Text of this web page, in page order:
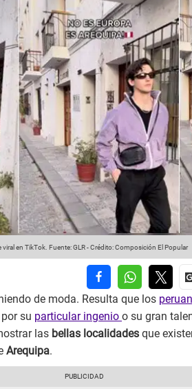
viral en TikTok. Fuente: GLR-Crédito: Composición El Popular
de moda. Resulta que los
su particular ingenio o su gran
las bellas localidades que
Arequipa.